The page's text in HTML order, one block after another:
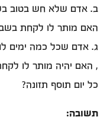
ב. אדם שלא חש בטוב
האם מותר לו לקחת
ג. אדם שכל כמה ימים
, האם יהיה מותר לו
כל יום תוסף תזונה?
תשובה: